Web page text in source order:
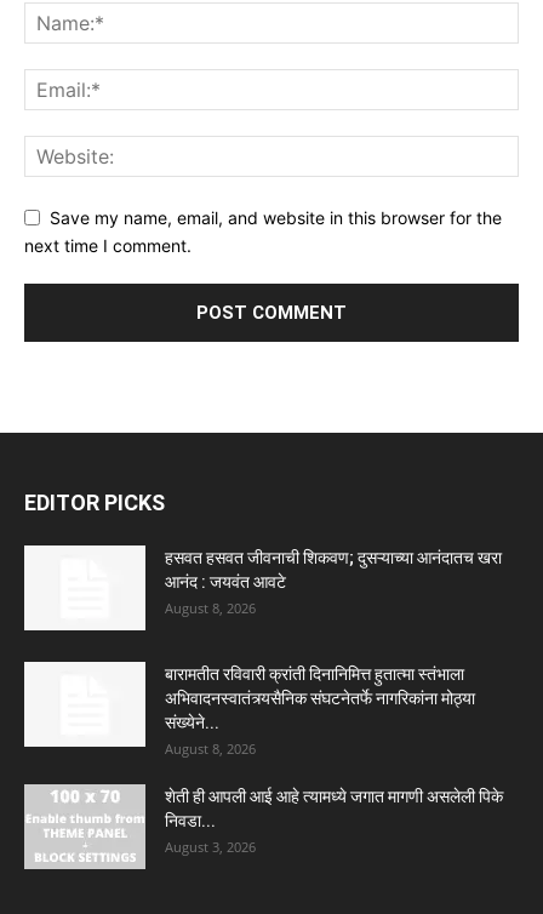
Save my name, email, and website in this browser for the
next time I comment.
EDITOR PICKS
हसवत हसवत जीवनाची शिकवण; दुसऱ्याच्या आनंदातच खरा
आनंद : जयवंत आवटे
August 8, 2026
बारामतीत रविवारी क्रांती दिनानिमित्त हुतात्मा स्तंभाला
अभिवादनस्वातंत्र्यसैनिक संघटनेतर्फे नागरिकांना मोठ्या
संख्येने...
August 8, 2026
शेती ही आपली आई आहे त्यामध्ये जगात मागणी असलेली पिके
निवडा...
August 3, 2026